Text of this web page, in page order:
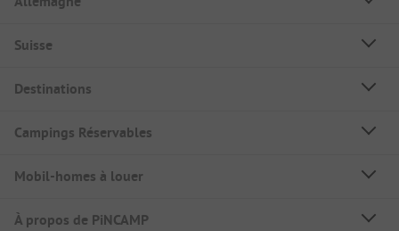
Suisse
Destinations
Campings Réservables
Mobil-homes à louer
À propos de PiNCAMP